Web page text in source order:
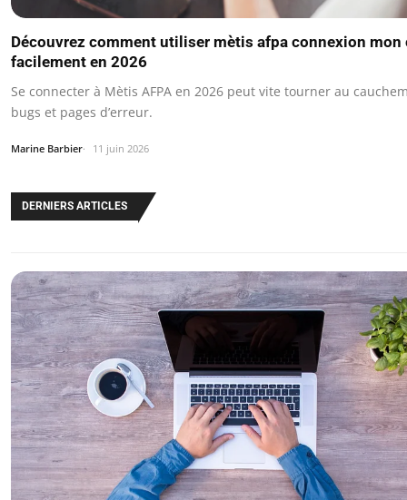
Découvrez comment utiliser mètis afpa connexion mon
facilement en 2026
Se connecter à Mètis AFPA en 2026 peut vite tourner au
bugs et pages d’erreur.
Marine Barbier 11 juin 2026
DERNIERS ARTICLES